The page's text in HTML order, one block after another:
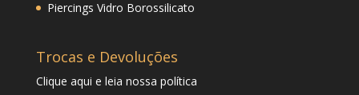
Piercings Vidro Borossilicato
Trocas e Devoluções
Clique aqui e leia nossa política